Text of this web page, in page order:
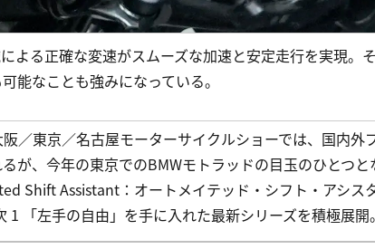
よる正確な変速がスムーズな加速と安定走行を実現。
能なことも強みになっている。
／東京／名古屋モーターサイクルショーでは、国内外
が、今年の東京でのBMWモトラッドの目玉のひとつ
Shift Assistant：オートメイテッド・シフト・アシス
1 「左手の自由」を手に入れた最新シリーズを積極展